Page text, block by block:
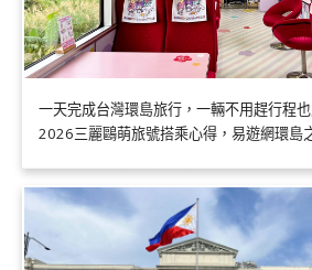
一天完成台灣環島旅行，一輛不用趕行程
2026三麗鷗萌旅號搭乘心得，易遊網環島